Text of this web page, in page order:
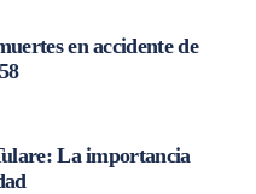
en accidente de
La importancia